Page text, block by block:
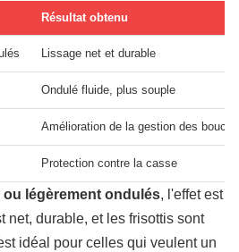
Résultat obtenu
Lissage net et durable
Ondulé fluide, plus souple
Amélioration de la gestion des
Protection contre la casse
ou légèrement ondulés, l'effet est
net, durable, et les frisottis sont
idéal pour celles qui veulent un